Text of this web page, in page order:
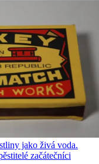
jako živá voda.
začátečníci